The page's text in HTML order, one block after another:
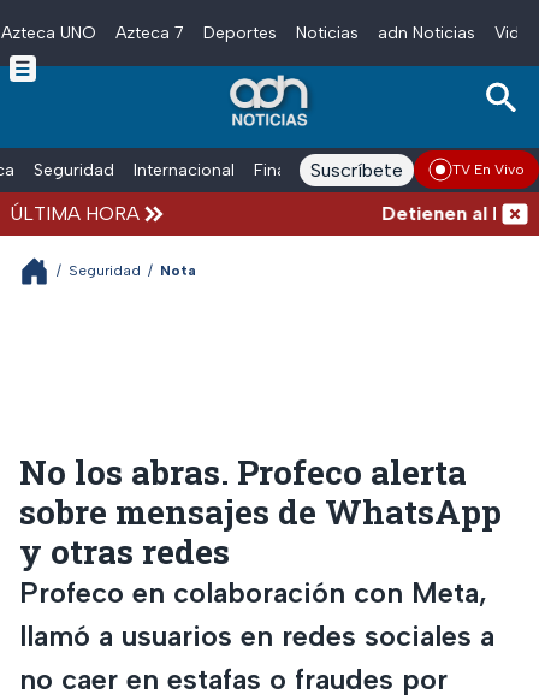
Skip to main content
Azteca UNO Azteca 7 Deportes Noticias adn Noticias
Seguridad Internacional Finanzas adn Noticias Radio
Suscríbete TV En Vivo
ÚLTIMA HORA Detienen al
/ Seguridad / Nota
No los abras. Profeco alerta
sobre mensajes de WhatsApp
y otras redes
Profeco en colaboración con Meta,
llamó a usuarios en redes sociales a
no caer en estafas o fraudes por